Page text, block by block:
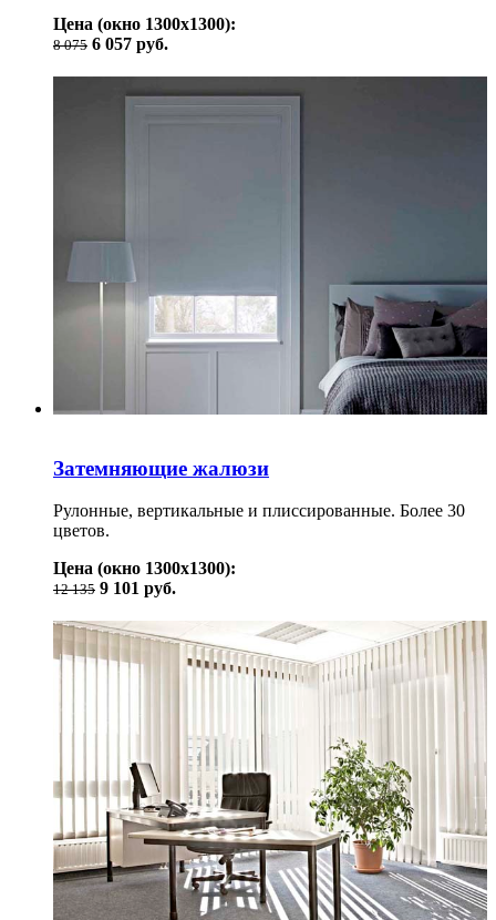
Цена (окно 1300х1300):
8 075 6 057 руб.
Затемняющие жалюзи
Рулонные, вертикальные и плиссированные. Более 30
цветов.
Цена (окно 1300х1300):
12 135 9 101 руб.